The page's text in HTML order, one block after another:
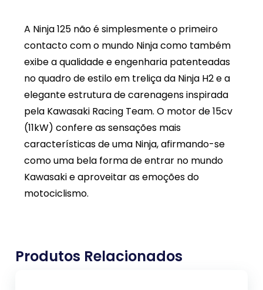
A Ninja 125 não é simplesmente o primeiro
contacto com o mundo Ninja como também
exibe a qualidade e engenharia patenteadas
no quadro de estilo em treliça da Ninja H2 e a
elegante estrutura de carenagens inspirada
pela Kawasaki Racing Team. O motor de 15cv
(11kW) confere as sensações mais
características de uma Ninja, afirmando-se
como uma bela forma de entrar no mundo
Kawasaki e aproveitar as emoções do
motociclismo.
Produtos Relacionados